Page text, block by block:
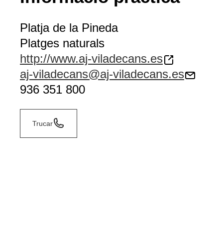
Platja de la Pineda
Platges naturals
http://www.aj-viladecans.es
aj-viladecans@aj-viladecans.es
936 351 800
Trucar